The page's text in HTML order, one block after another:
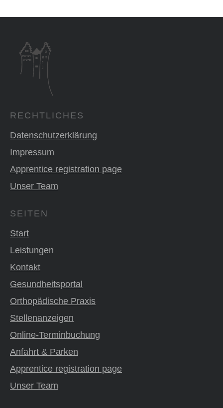
RECHTLICHES
Datenschutzerklärung
Impressum
Apprentice registration page
Unser Team
SEITEN
Start
Leistungen
Kontakt
Gesundheitsportal
Orthopädische Praxis
Stellenanzeigen
Online-Terminbuchung
Anfahrt & Parken
Apprentice registration page
Unser Team